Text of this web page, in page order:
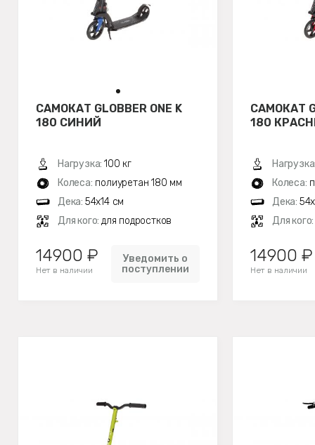
САМОКАТ GLOBBER ONE K
180 СИНИЙ
Нагрузка: 100 кг
Колеса: полиуретан 180 мм
Дека: 54x14 см
Для кого: для подростков
14900 ₽
Нет в наличии
Уведомить о
поступлении
САМОКАТ
180
Колеса:
Дека:
Для кого:
14900 ₽
Нет в наличии